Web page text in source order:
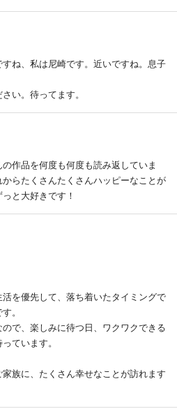
ね、私は尼崎です。近いですね。息子
い。待ってます。
作品を何度も何度も読み返していま
らたくさんたくさんハッピーなことが
と大好きです！
を優先して、落ち着いたタイミングで
。
で、楽しみに待つ日、ワクワクできる
ています。
族に、たくさん幸せなことが訪れます